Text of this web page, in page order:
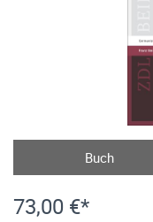
Buch
73,00 €*